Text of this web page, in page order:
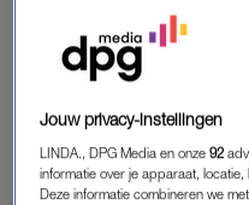
groep jongens heeft
met naaktfoto’s. Een
Boulevard’ over de grote
Ze hebben het idee dat ze
foto’s te versturen.
Jouw privacy-instellingen
LINDA., DPG Media en onze92
informatie over je apparaat,
Deze informatie combineren we